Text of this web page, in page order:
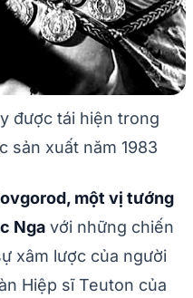
được tái hiện trong
sản xuất năm 1983
một vị tướng
Nga với những chiến
xâm lược của người
Hiệp sĩ Teuton của